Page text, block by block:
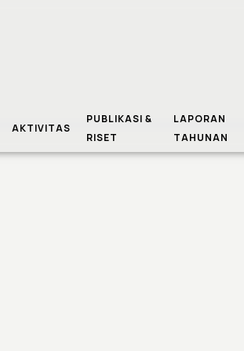
AKTIVITAS
PUBLIKASI &
RISET
LAPORAN
TAHUNAN